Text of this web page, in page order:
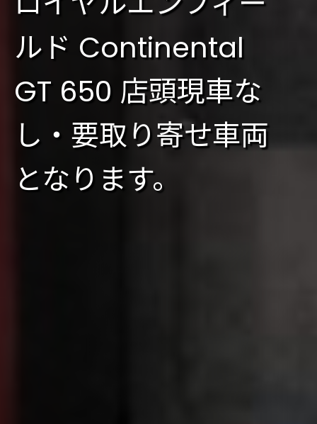
ルド Continental
GT 650 店頭現車な
し・要取り寄せ車両
となります。